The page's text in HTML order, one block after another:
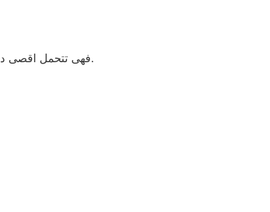
فهى تتحمل اقصى درجات الحرارة الصيف تعمل فى اسواء الظروف باستمرارية فى التشغيل المتواصل حيث لا يضاهيها اى تكييف اخر.